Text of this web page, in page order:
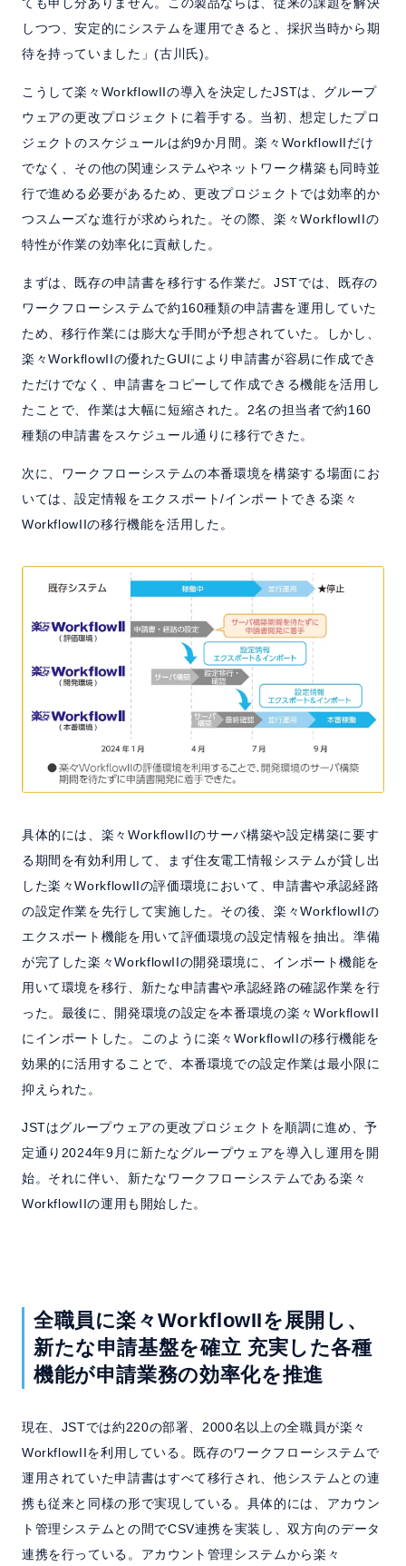
しつつ、安定的にシステムを運用できると、採択当時から期
待を持っていました」(古川氏)。
こうして楽々WorkflowIIの導入を決定したJSTは、グループ
ウェアの更改プロジェクトに着手する。当初、想定したプロ
ジェクトのスケジュールは約9か月間。楽々WorkflowIIだけ
でなく、その他の関連システムやネットワーク構築も同時並
行で進める必要があるため、更改プロジェクトでは効率的か
つスムーズな進行が求められた。その際、楽々WorkflowIIの
特性が作業の効率化に貢献した。
まずは、既存の申請書を移行する作業だ。JSTでは、既存の
ワークフローシステムで約160種類の申請書を運用していた
ため、移行作業には膨大な手間が予想されていた。しかし、
楽々WorkflowIIの優れたGUIにより申請書が容易に作成でき
ただけでなく、申請書をコピーして作成できる機能を活用し
たことで、作業は大幅に短縮された。2名の担当者で約160
種類の申請書をスケジュール通りに移行できた。
次に、ワークフローシステムの本番環境を構築する場面にお
いては、設定情報をエクスポート/インポートできる楽々
WorkflowIIの移行機能を活用した。
具体的には、楽々WorkflowIIのサーバ構築や設定構築に要す
る期間を有効利用して、まず住友電工情報システムが貸し出
した楽々WorkflowIIの評価環境において、申請書や承認経路
の設定作業を先行して実施した。その後、楽々WorkflowIIの
エクスポート機能を用いて評価環境の設定情報を抽出。準備
が完了した楽々WorkflowIIの開発環境に、インポート機能を
用いて環境を移行、新たな申請書や承認経路の確認作業を行
った。最後に、開発環境の設定を本番環境の楽々WorkflowII
にインポートした。このように楽々WorkflowIIの移行機能を
効果的に活用することで、本番環境での設定作業は最小限に
抑えられた。
JSTはグループウェアの更改プロジェクトを順調に進め、予
定通り2024年9月に新たなグループウェアを導入し運用を開
始。それに伴い、新たなワークフローシステムである楽々
WorkflowIIの運用も開始した。
全職員に楽々WorkflowIIを展開し、
新たな申請基盤を確立 充実した各種
機能が申請業務の効率化を推進
現在、JSTでは約220の部署、2000名以上の全職員が楽々
WorkflowIIを利用している。既存のワークフローシステムで
運用されていた申請書はすべて移行され、他システムとの連
携も従来と同様の形で実現している。具体的には、アカウン
ト管理システムとの間でCSV連携を実装し、双方向のデータ
連携を行っている。アカウント管理システムから楽々